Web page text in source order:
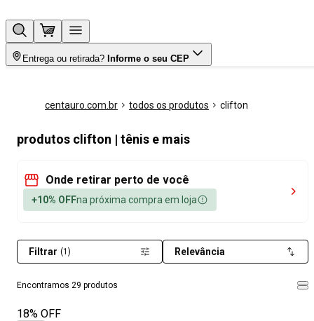
Entrega ou retirada? Informe o seu CEP
centauro.com.br todos os produtos clifton
produtos clifton | tênis e mais
Onde retirar perto de você
+10% OFFna próxima compra em loja
Encontramos 29 produtos
Filtrar (1) Relevância
18% OFF